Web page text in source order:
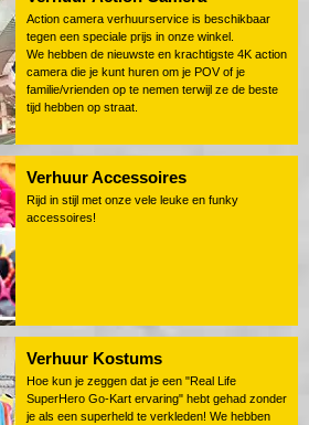
Action camera verhuurservice is beschikbaar
tegen een speciale prijs in onze winkel.
We hebben de nieuwste en krachtigste 4K action
camera die je kunt huren om je POV of je
familie/vrienden op te nemen terwijl ze de beste
tijd hebben op straat.
Verhuur Accessoires
Rijd in stijl met onze vele leuke en funky
accessoires!
Verhuur Kostums
Hoe kun je zeggen dat je een "Real Life
SuperHero Go-Kart ervaring" hebt gehad zonder
je als een superheld te verkleden! We hebben